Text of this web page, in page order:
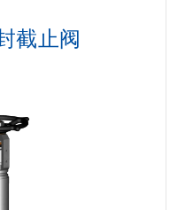
截止阀